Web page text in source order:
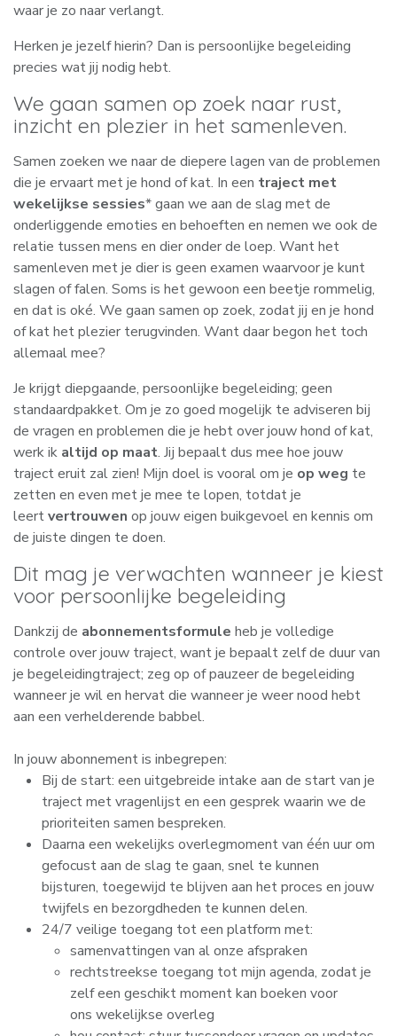
waar je zo naar verlangt.
Herken je jezelf hierin? Dan is persoonlijke begeleiding
precies wat jij nodig hebt.
We gaan samen op zoek naar rust,
inzicht en plezier in het samenleven.
Samen zoeken we naar de diepere lagen van de problemen
die je ervaart met je hond of kat. In een traject met
wekelijkse sessies* gaan we aan de slag met de
onderliggende emoties en behoeften en nemen we ook de
relatie tussen mens en dier onder de loep. Want het
samenleven met je dier is geen examen waarvoor je kunt
slagen of falen. Soms is het gewoon een beetje rommelig,
en dat is oké. We gaan samen op zoek, zodat jij en je hond
of kat het plezier terugvinden. Want daar begon het toch
allemaal mee?
Je krijgt diepgaande, persoonlijke begeleiding; geen
standaardpakket. Om je zo goed mogelijk te adviseren bij
de vragen en problemen die je hebt over jouw hond of kat,
werk ik altijd op maat. Jij bepaalt dus mee hoe jouw
traject eruit zal zien! Mijn doel is vooral om je op weg te
zetten en even met je mee te lopen, totdat je
leertvertrouwen op jouw eigen buikgevoel en kennis om
de juiste dingen te doen.
Dit mag je verwachten wanneer je kiest
voor persoonlijke begeleiding
Dankzij de abonnementsformule heb je volledige
controle over jouw traject, want je bepaalt zelf de duur van
je begeleidingtraject; zeg op of pauzeer de begeleiding
wanneer je wil en hervat die wanneer je weer nood hebt
aan een verhelderende babbel.
In jouw abonnement is inbegrepen:
Bij de start: een uitgebreide intake aan de start van je
traject met vragenlijst en een gesprek waarin we de
prioriteiten samen bespreken.
Daarna een wekelijks overlegmoment van één uur om
gefocust aan de slag te gaan, snel te kunnen
bijsturen, toegewijd te blijven aan het proces en jouw
twijfels en bezorgdheden te kunnen delen.
24/7 veilige toegang tot een platform met:
samenvattingen van al onze afspraken
rechtstreekse toegang tot mijn agenda, zodat je
zelf een geschikt moment kan boeken voor
ons wekelijkse overleg